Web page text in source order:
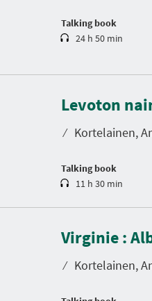
Talking book
n
24 h 50 min
Levoton
⁄ Kortelainen,
Talking book
D
r
a
t
i
n
11 h 30 min
Virginie :
⁄ Kortelainen,
D
r
a
t
i
n